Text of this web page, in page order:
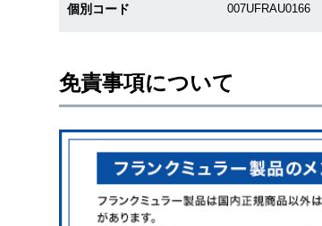
個別コード 007UFRAU0166
免責事項について
※新品・未使用品の商品画像は、同一モデルの画
メーカー保護シールの有無に個体差がございま
また、メーカーにてマイナーチェンジがなされる
売させていただきますので予めご了承の程お願い
尚、中古品、アンティーク品につきましては現品
※光の加減やモニターの設定により、実際の商品